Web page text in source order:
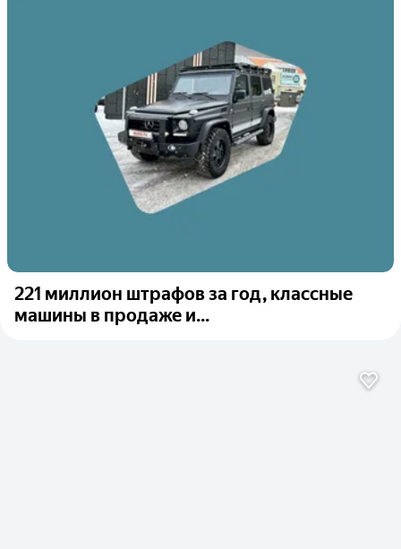
221 миллион штрафов за год, классные
машины в продаже и...